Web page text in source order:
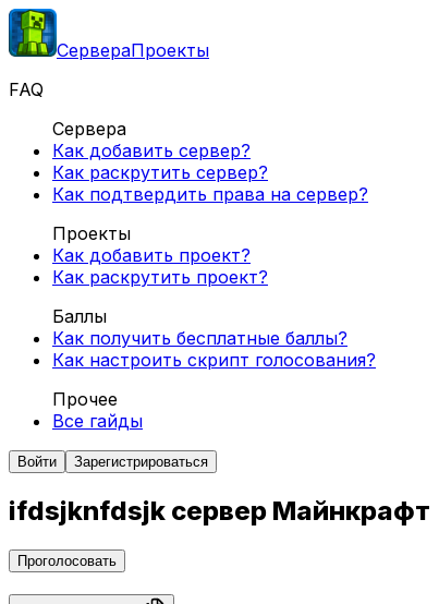
СервераПроекты
FAQ
Сервера
Как добавить сервер?
Как раскрутить сервер?
Как подтвердить права на сервер?
Проекты
Как добавить проект?
Как раскрутить проект?
Баллы
Как получить бесплатные баллы?
Как настроить скрипт голосования?
Прочее
Все гайды
Войти Зарегистрироваться
ifdsjknfdsjk сервер Майнкрафт
Проголосовать